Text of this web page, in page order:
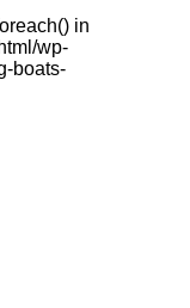
in
wp-
boats-